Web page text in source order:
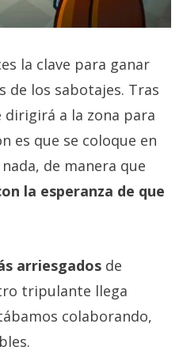
la clave para ganar
de los sabotajes. Tras
a la zona para
es que se coloque en
de manera que
la esperanza de que
arriesgados de
tripulante llega
colaborando,